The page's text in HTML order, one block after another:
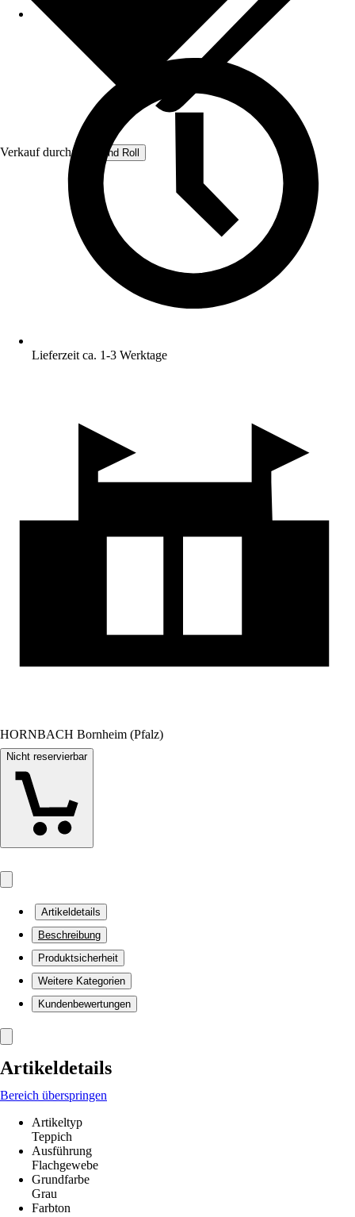
Verkauf durch: Rug and Roll
Lieferzeit ca. 1-3 Werktage
HORNBACH Bornheim (Pfalz)
Nicht reservierbar
Artikeldetails
Beschreibung
Produktsicherheit
Weitere Kategorien
Kundenbewertungen
Artikeldetails
Bereich überspringen
Artikeltyp
Teppich
Ausführung
Flachgewebe
Grundfarbe
Grau
Farbton